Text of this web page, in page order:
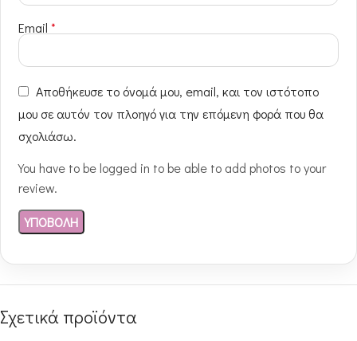
Email *
Αποθήκευσε το όνομά μου, email, και τον ιστότοπο
μου σε αυτόν τον πλοηγό για την επόμενη φορά που θα
σχολιάσω.
You have to be logged in to be able to add photos to your
review.
Σχετικά προϊόντα